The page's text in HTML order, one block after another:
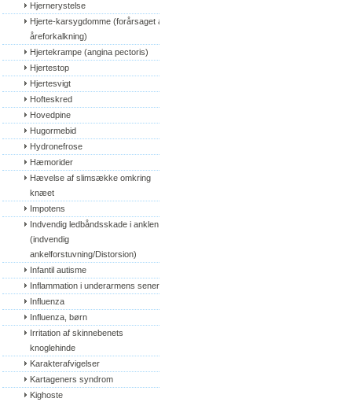
Hjernerystelse
Hjerte-karsygdomme (forårsaget af
åreforkalkning)
Hjertekrampe (angina pectoris)
Hjertestop
Hjertesvigt
Hofteskred
Hovedpine
Hugormebid
Hydronefrose
Hæmorider
Hævelse af slimsække omkring
knæet
Impotens
Indvendig ledbåndsskade i anklen
(indvendig
ankelforstuvning/Distorsion)
Infantil autisme
Inflammation i underarmens sener
Influenza
Influenza, børn
Irritation af skinnebenets
knoglehinde
Karakterafvigelser
Kartageners syndrom
Kighoste